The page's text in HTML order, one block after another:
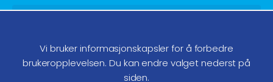
Telefon:
35 58 48 70
ordre@matkammeret.no
Vi bruker informasjonskapsler for å forbedre
brukeropplevelsen. Du kan endre valget nederst på
siden.